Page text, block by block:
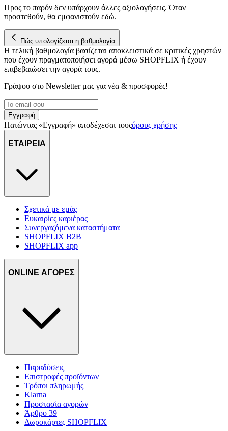
Προς το παρόν δεν υπάρχουν άλλες αξιολογήσεις. Όταν
προστεθούν, θα εμφανιστούν εδώ.
Πώς υπολογίζεται η βαθμολογία
Η τελική βαθμολογία βασίζεται αποκλειστικά σε κριτικές χρηστών
που έχουν πραγματοποιήσει αγορά μέσω SHOPFLIX ή έχουν
επιβεβαιώσει την αγορά τους.
Γράψου στο Νewsletter μας για νέα & προσφορές!
Εγγραφή
Πατώντας «Εγγραφή» αποδέχεσαι τουςόρους χρήσης
ΕΤΑΙΡΕΙΑ
Σχετικά με εμάς
Ευκαιρίες καριέρας
Συνεργαζόμενα καταστήματα
SHOPFLIX B2B
SHOPFLIX app
ONLINE ΑΓΟΡΕΣ
Παραδόσεις
Επιστροφές προϊόντων
Τρόποι πληρωμής
Klarna
Προστασία αγορών
Άρθρο 39
Δωροκάρτες SHOPFLIX